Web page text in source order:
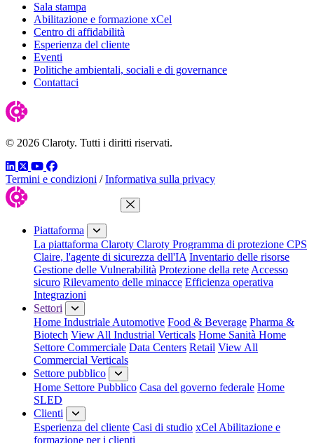
Sala stampa
Abilitazione e formazione xCel
Centro di affidabilità
Esperienza del cliente
Eventi
Politiche ambientali, sociali e di governance
Contattaci
© 2026 Claroty. Tutti i diritti riservati.
LinkedIn
TwitterYouTube
Facebook
Termini e condizioni / Informativa sulla privacy
Chiudi menu
Piattaforma
La piattaforma Claroty Claroty Programma di protezione CPS
Claire, l'agente di sicurezza dell'IA Inventario delle risorse
Gestione delle Vulnerabilità Protezione della rete Accesso
sicuro Rilevamento delle minacce Efficienza operativa
Integrazioni
Settori
Home Industriale Automotive Food & Beverage Pharma &
Biotech View All Industrial Verticals Home Sanità Home
Settore Commerciale Data Centers Retail View All
Commercial Verticals
Settore pubblico
Home Settore Pubblico Casa del governo federale Home
SLED
Clienti
Esperienza del cliente Casi di studio xCel Abilitazione e
formazione per i clienti